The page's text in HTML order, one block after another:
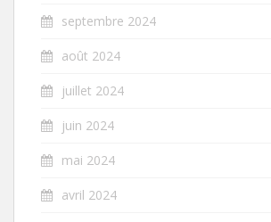
septembre 2024
août 2024
juillet 2024
juin 2024
mai 2024
avril 2024